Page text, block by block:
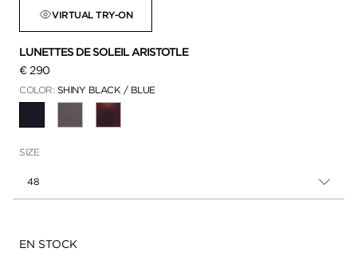
VIRTUAL TRY-ON
LUNETTES DE SOLEIL ARISTOTLE
€ 290
COLOR: SHINY BLACK / BLUE
SIZE
48
Disponibilité:
EN STOCK